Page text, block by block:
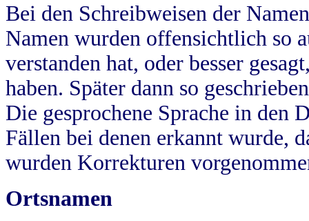
Bei den Schreibweisen der
Namen wurden offensichtlich so
verstanden hat, oder besser
haben. Später dann so
Die gesprochene Sprache in
Fällen bei denen erkannt wurde,
wurden Korrekturen
Ortsnamen